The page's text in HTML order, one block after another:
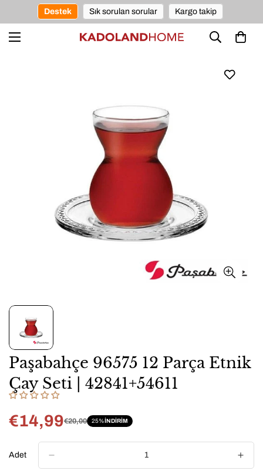
Destek Sık sorulan sorular Kargo takip
Paşabahçe 96575 12 Parça Etnik
Çay Seti | 42841+54611
Satış
€14,99
Normal
€20,00 25%INDIRIM
Adet